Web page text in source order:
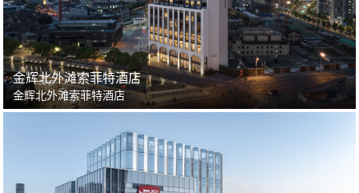
金辉北外滩索菲特酒店
金辉北外滩索菲特酒店